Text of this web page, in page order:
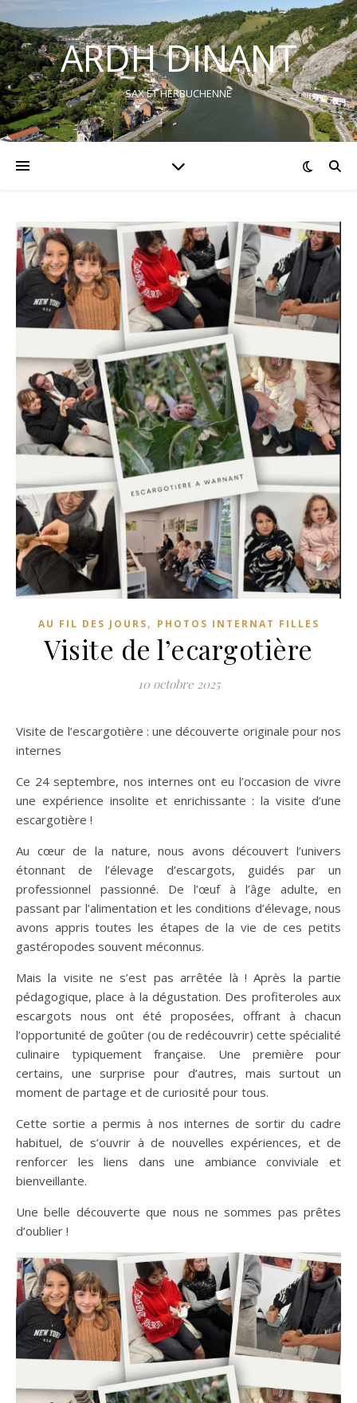
ARDH DINANT
SAX ET HERBUCHENNE
AU FIL DES JOURS, PHOTOS INTERNAT FILLES
Visite de l’ecargotière
10 octobre 2025
Visite de l’escargotière : une découverte originale pour nos
internes
Ce 24 septembre, nos internes ont eu l’occasion de vivre
une expérience insolite et enrichissante : la visite d’une
escargotière !
Au cœur de la nature, nous avons découvert l’univers
étonnant de l’élevage d’escargots, guidés par un
professionnel passionné. De l’œuf à l’âge adulte, en
passant par l’alimentation et les conditions d’élevage, nous
avons appris toutes les étapes de la vie de ces petits
gastéropodes souvent méconnus.
Mais la visite ne s’est pas arrêtée là ! Après la partie
pédagogique, place à la dégustation. Des profiteroles aux
escargots nous ont été proposées, offrant à chacun
l’opportunité de goûter (ou de redécouvrir) cette spécialité
culinaire typiquement française. Une première pour
certains, une surprise pour d’autres, mais surtout un
moment de partage et de curiosité pour tous.
Cette sortie a permis à nos internes de sortir du cadre
habituel, de s’ouvrir à de nouvelles expériences, et de
renforcer les liens dans une ambiance conviviale et
bienveillante.
Une belle découverte que nous ne sommes pas prêtes
d’oublier !